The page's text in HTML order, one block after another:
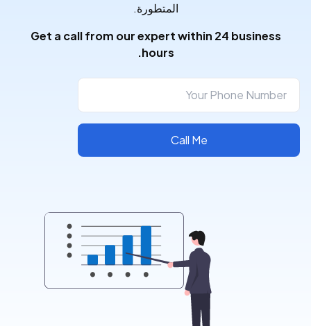
المتطورة.
Get a call from our expert within 24 business
hours.
Call Me